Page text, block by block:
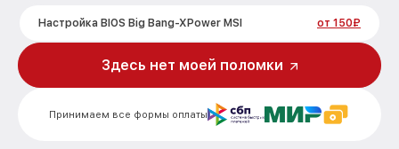
Настройка BIOS Big Bang-XPower MSI от 150₽
Принимаем все формы оплаты
Здесь нет моей поломки